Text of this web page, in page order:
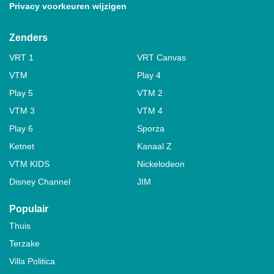
Privacy voorkeuren wijzigen
Zenders
VRT 1
VRT Canvas
VTM
Play 4
Play 5
VTM 2
VTM 3
VTM 4
Play 6
Sporza
Ketnet
Kanaal Z
VTM KIDS
Nickelodeon
Disney Channel
JIM
Populair
Thuis
Terzake
Villa Politica